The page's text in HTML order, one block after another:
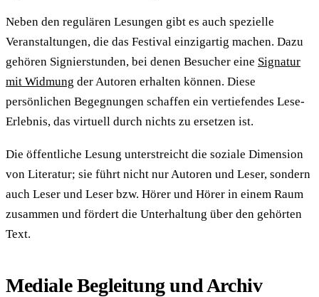
Neben den regulären Lesungen gibt es auch spezielle
Veranstaltungen, die das Festival einzigartig machen. Dazu
gehören Signierstunden, bei denen Besucher eine Signatur
mit Widmung der Autoren erhalten können. Diese
persönlichen Begegnungen schaffen ein vertiefendes Lese-
Erlebnis, das virtuell durch nichts zu ersetzen ist.
Die öffentliche Lesung unterstreicht die soziale Dimension
von Literatur; sie führt nicht nur Autoren und Leser, sondern
auch Leser und Leser bzw. Hörer und Hörer in einem Raum
zusammen und fördert die Unterhaltung über den gehörten
Text.
Mediale Begleitung und Archiv